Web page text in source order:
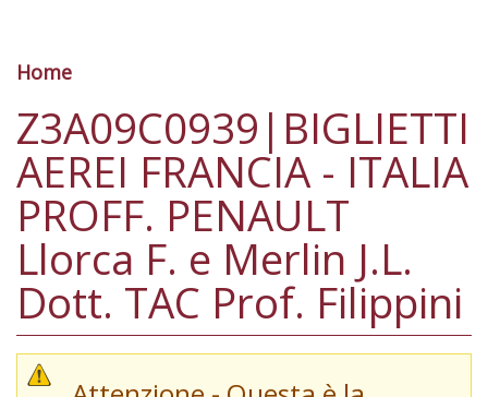
Tu sei qui
Home
Z3A09C0939|BIGLIETTI
AEREI FRANCIA - ITALIA
PROFF. PENAULT
Llorca F. e Merlin J.L.
Dott. TAC Prof. Filippini